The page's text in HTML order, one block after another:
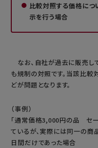
比較対照する価格に
示を行う場合
なお、自社が過去に販売し
も規制の対照です。当該比
どが問題となります。
（事例）
「通常価格3,000円の品 セ
ているが、実際には同一の
日間だけであった場合